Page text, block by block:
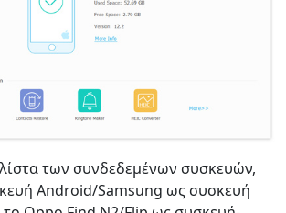
των συνδεδεμένων συσκευών,
Android/Samsung ως συσκευή